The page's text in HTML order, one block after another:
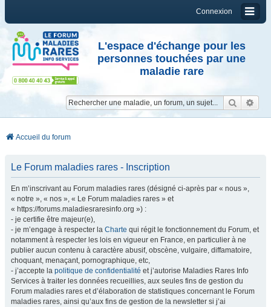
Connexion
L'espace d'échange pour les
personnes touchées par une
maladie rare
Accueil du forum
Le Forum maladies rares - Inscription
En m’inscrivant au Forum maladies rares (désigné ci-après par « nous »,
« notre », « nos », « Le Forum maladies rares » et
« https://forums.maladiesraresinfo.org ») :
- je certifie être majeur(e),
- je m’engage à respecter la Charte qui régit le fonctionnement du Forum, et
notamment à respecter les lois en vigueur en France, en particulier à ne
publier aucun contenu à caractère abusif, obscène, vulgaire, diffamatoire,
choquant, menaçant, pornographique, etc,
- j’accepte la politique de confidentialité et j’autorise Maladies Rares Info
Services à traiter les données recueillies, aux seules fins de gestion du
Forum maladies rares et d’élaboration de statistiques concernant le Forum
maladies rares, ainsi qu’aux fins de gestion de la newsletter si j’ai